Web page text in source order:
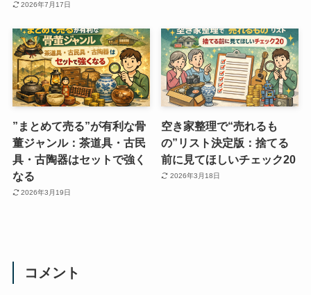
2026年7月17日
”まとめて売る”が有利な骨
董ジャンル：茶道具・古民
具・古陶器はセットで強く
なる
2026年3月19日
空き家整理で“売れるも
の”リスト決定版：捨てる
前に見てほしいチェック20
2026年3月18日
コメント